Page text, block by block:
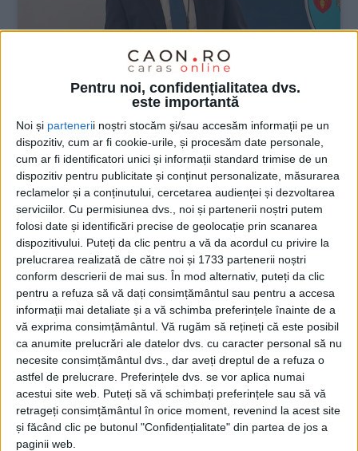
Pentru noi, confidențialitatea dvs.
este importantă
Noi și partenerii noștri stocăm și/sau accesăm informații pe un
dispozitiv, cum ar fi cookie-urile, și procesăm date personale,
cum ar fi identificatori unici și informații standard trimise de un
dispozitiv pentru publicitate și conținut personalizate, măsurarea
reclamelor și a conținutului, cercetarea audienței și dezvoltarea
serviciilor. Cu permisiunea dvs., noi și partenerii noștri putem
folosi date și identificări precise de geolocație prin scanarea
dispozitivului. Puteți da clic pentru a vă da acordul cu privire la
prelucrarea realizată de către noi și 1733 partenerii noștri
conform descrierii de mai sus. În mod alternativ, puteți da clic
pentru a refuza să vă dați consimțământul sau pentru a accesa
informații mai detaliate și a vă schimba preferințele înainte de a
vă exprima consimțământul. Vă rugăm să rețineți că este posibil
ca anumite prelucrări ale datelor dvs. cu caracter personal să nu
necesite consimțământul dvs., dar aveți dreptul de a refuza o
astfel de prelucrare. Preferințele dvs. se vor aplica numai
acestui site web. Puteți să vă schimbați preferințele sau să vă
retrageți consimțământul în orice moment, revenind la acest site
și făcând clic pe butonul "Confidențialitate" din partea de jos a
paginii web.
ŞTIRILE JUDEŢULUI CARAŞ-SEVERIN
Autoutilitară, microbuz, proiectoare și
lumini pentru Teatrul de Vest
7 AUGUST 2026, 08:14 AM 2 MINUTE DE CITIRE
CARAȘ-SEVERIN – Aleșii cărășenilor au votat, recent, alocarea
unor sume importante pentru Teatrul reșițean, Salvamont și
Muzeu!